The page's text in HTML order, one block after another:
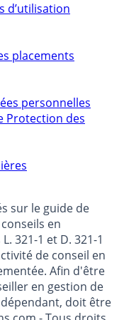
d’utilisation
placements
personnelles
Protection des
sur le guide de
en
321-1 et D. 321-1
de conseil en
Afin d'être
en gestion de
doit être